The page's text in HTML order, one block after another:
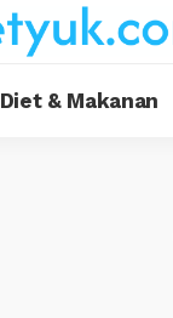
Diet & Makanan